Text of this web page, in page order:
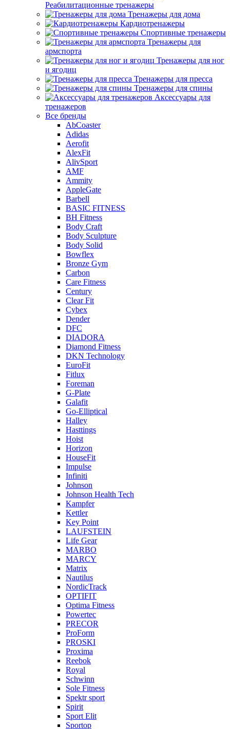
Реабилитационные тренажеры
Тренажеры для дома
Кардиотренажеры
Спортивные тренажеры
Тренажеры для
армспорта
Тренажеры для ног
и ягодиц
Тренажеры для пресса
Тренажеры для спины
Аксессуары для
тренажеров
Все бренды
AbCoaster
Adidas
Aerofit
AlexFit
AlivSport
AMF
Ammity
AppleGate
Barbell
BASIC FITNESS
BH Fitness
Body Craft
Body Sculpture
Body Solid
Bowflex
Bronze Gym
Carbon
Care Fitness
Century
Clear Fit
Cybex
Dender
DFC
DIADORA
Diamond Fitness
DKN Technology
EuroFit
Fitlux
Foreman
G-Plate
Galafit
Go-Elliptical
Halley
Hasttings
Hoist
Horizon
HouseFit
Impulse
Infiniti
Johnson
Johnson Health Tech
Kampfer
Kettler
Key Point
LAUFSTEIN
Life Gear
MARBO
MARCY
Matrix
Nautilus
NordicTrack
OPTIFIT
Optima Fitness
Powertec
PRECOR
ProForm
PROSKI
Proxima
Reebok
Royal
Schwinn
Sole Fitness
Spektr sport
Spirit
Sport Elit
Sportop